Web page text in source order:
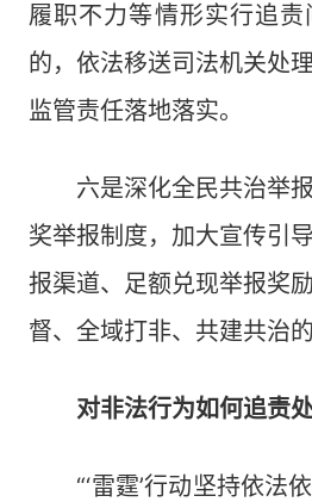
履职不力等情形实行追
的，依法移送司法机关处
监管责任落地落实。
六是深化全民共治举报
奖举报制度，加大宣传引
报渠道、足额兑现举报奖
督、全域打非、共建共治
对非法行为如何追责
“‘雷霆’行动坚持依法